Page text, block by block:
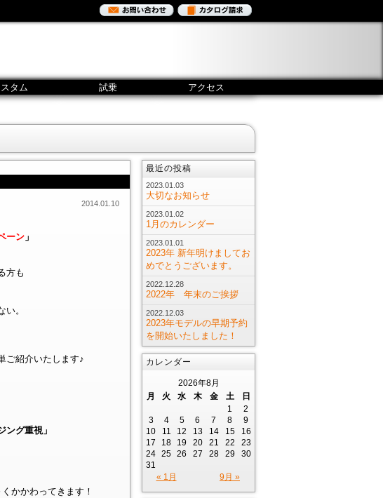
タム 試乗 アクセス
2014.01.10
ーン 」
方も
。
ご紹介いたします♪
ング重視」
かかわってきます！
最近の投稿
2023.01.03
大切なお知らせ
2023.01.02
1月のカレンダー
2023.01.01
2023年 新年明けましてお
めでとうございます。
2022.12.28
2022年 年末のご挨拶
2022.12.03
2023年モデルの早期予約
を開始いたしました！
カレンダー
2026年8月
月
火 水 木 金 土 日
« 1月 9月 »
1
2
3
4 5 6 7 8
9
10
11 12 13 14 15
16
17
18 19 20 21 22
23
24 25 26 27 28 29
30
31